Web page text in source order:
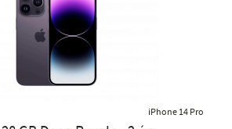
iPhone 14 Pro